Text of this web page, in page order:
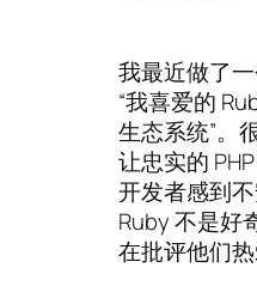
我最近做了
“我喜爱的
生态系统”。
让忠实的
开发者感到
Ruby 不是好
在批评他们热